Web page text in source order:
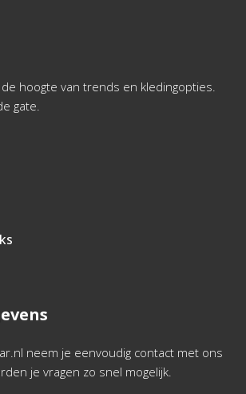
hoogte van trends en kledingopties.
gate.
neem je eenvoudig contact met ons
je vragen zo snel mogelijk.